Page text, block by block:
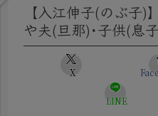
【入江伸子(のぶ子
や夫(旦那)･子供(息
X
LINE